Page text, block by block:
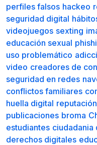
perfiles falsos hackeo
seguridad digital
videojuegos sexting
educación sexual
uso problemático
video creadores de
seguridad en redes
conflictos familiares
huella digital reputación
publicaciones broma
estudiantes ciudadania
derechos digitales